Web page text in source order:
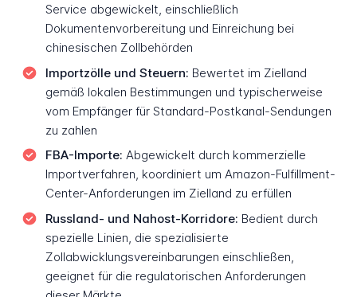
Service abgewickelt, einschließlich
Dokumentenvorbereitung und Einreichung bei
chinesischen Zollbehörden
Importzölle und Steuern: Bewertet im Zielland
gemäß lokalen Bestimmungen und typischerweise
vom Empfänger für Standard-Postkanal-Sendungen
zu zahlen
FBA-Importe: Abgewickelt durch kommerzielle
Importverfahren, koordiniert um Amazon-Fulfillment-
Center-Anforderungen im Zielland zu erfüllen
Russland- und Nahost-Korridore: Bedient durch
spezielle Linien, die spezialisierte
Zollabwicklungsvereinbarungen einschließen,
geeignet für die regulatorischen Anforderungen